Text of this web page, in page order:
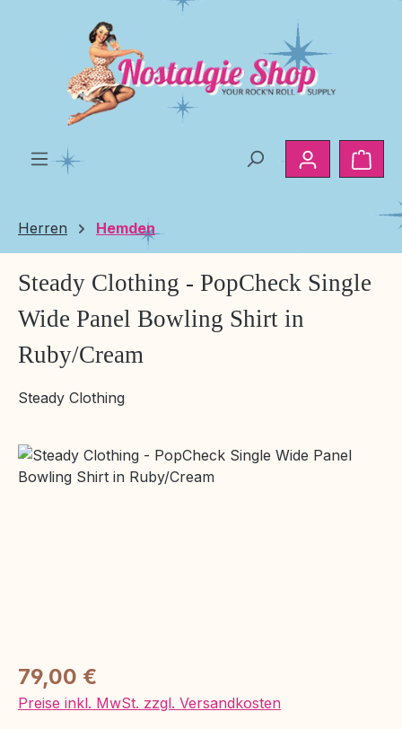
Zum Hauptinhalt springen
Herren Hemden
Steady Clothing - PopCheck Single
Wide Panel Bowling Shirt in
Ruby/Cream
Steady Clothing
Bildergalerie überspringen
Regulärer Preis:
79,00 €
Preise inkl. MwSt. zzgl. Versandkosten